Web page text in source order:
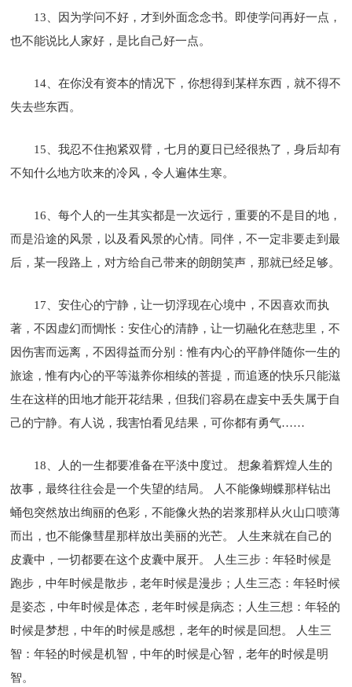
13、因为学问不好，才到外面念念书。即使学问再好一点，
也不能说比人家好，是比自己好一点。
14、在你没有资本的情况下，你想得到某样东西，就不得不
失去些东西。
15、我忍不住抱紧双臂，七月的夏日已经很热了，身后却有
不知什么地方吹来的冷风，令人遍体生寒。
16、每个人的一生其实都是一次远行，重要的不是目的地，
而是沿途的风景，以及看风景的心情。同伴，不一定非要走到最
后，某一段路上，对方给自己带来的朗朗笑声，那就已经足够。
17、安住心的宁静，让一切浮现在心境中，不因喜欢而执
著，不因虚幻而惆怅：安住心的清静，让一切融化在慈悲里，不
因伤害而远离，不因得益而分别：惟有内心的平静伴随你一生的
旅途，惟有内心的平等滋养你相续的菩提，而追逐的快乐只能滋
生在这样的田地才能开花结果，但我们容易在虚妄中丢失属于自
己的宁静。有人说，我害怕看见结果，可你都有勇气……
18、人的一生都要准备在平淡中度过。 想象着辉煌人生的
故事，最终往往会是一个失望的结局。 人不能像蝴蝶那样钻出
蛹包突然放出绚丽的色彩，不能像火热的岩浆那样从火山口喷薄
而出，也不能像彗星那样放出美丽的光芒。 人生来就在自己的
皮囊中，一切都要在这个皮囊中展开。 人生三步：年轻时候是
跑步，中年时候是散步，老年时候是漫步；人生三态：年轻时候
是姿态，中年时候是体态，老年时候是病态；人生三想：年轻的
时候是梦想，中年的时候是感想，老年的时候是回想。 人生三
智：年轻的时候是机智，中年的时候是心智，老年的时候是明
智。